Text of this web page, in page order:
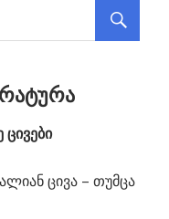
ცივა – თუმცა